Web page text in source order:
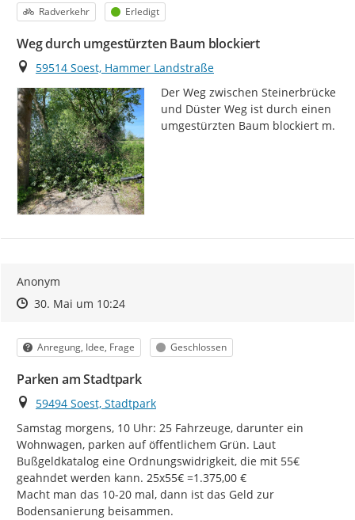
Kategorie
Radverkehr Status
Erledigt
Weg durch umgestürzten Baum blockiert
Ort
59514 Soest, Hammer Landstraße
Der Weg zwischen Steinerbrücke
und Düster Weg ist durch einen
umgestürzten Baum blockiert m.
Anonym
Zeitpunkt des Erstellens
Zeitpunkt des Erstellens
30. Mai um 10:24Zur Äußerung
Kategorie
Anregung, Idee, Frage Status
Geschlossen
Parken am Stadtpark
Ort
59494 Soest, Stadtpark
Samstag morgens, 10 Uhr: 25 Fahrzeuge, darunter ein
Wohnwagen, parken auf öffentlichem Grün. Laut
Bußgeldkatalog eine Ordnungswidrigkeit, die mit 55€
geahndet werden kann. 25x55€ =1.375,00 €
Macht man das 10-20 mal, dann ist das Geld zur
Bodensanierung beisammen.